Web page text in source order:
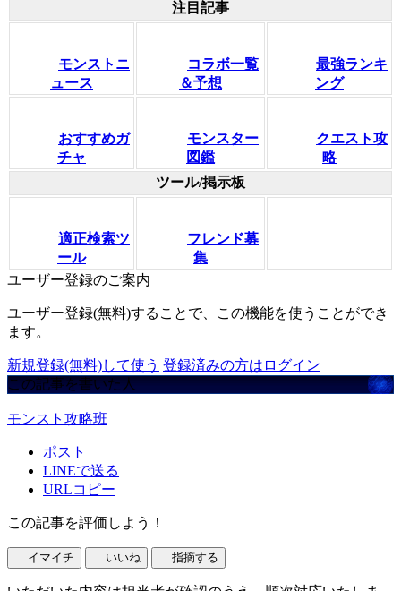
注目記事
モンストニ
ュース
コラボ一覧
＆予想
最強ランキ
ング
おすすめガ
チャ
モンスター
図鑑
クエスト攻
略
ツール/掲示板
適正検索ツ
ール
フレンド募
集
ユーザー登録のご案内
ユーザー登録(無料)することで、この機能を使うことができ
ます。
新規登録(無料)して使う 登録済みの方はログイン
この記事を書いた人
モンスト攻略班
ポスト
LINEで送る
URLコピー
この記事を評価しよう！
イマイチ いいね 指摘する